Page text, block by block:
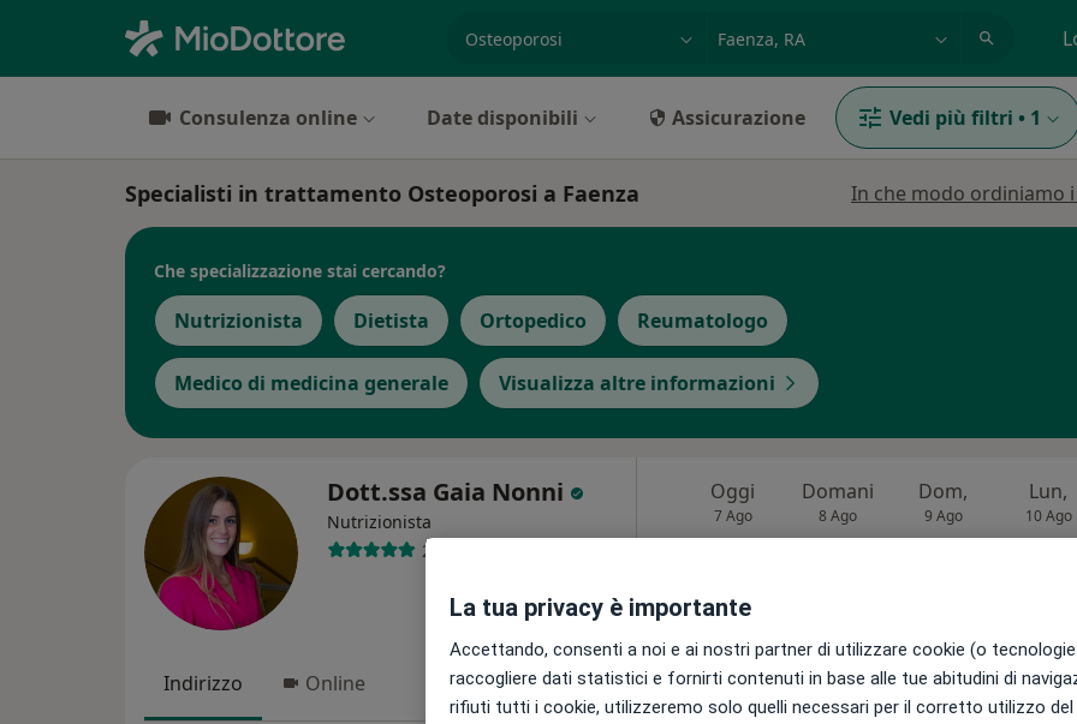
Consulenza online Date disponibili Assicurazione Vedi più filtri • 1
Specialisti in trattamento Osteoporosi a Faenza In che modo ordiniamo
Che specializzazione stai cercando?
Nutrizionista Dietista Ortopedico Reumatologo
Medico di medicina generale Visualizza altre informazioni
Dott.ssa Gaia Nonni
Nutrizionista
217 recensioni
Indirizzo Online
Oggi
7 Ago
Domani
8 Ago
Dom,
9 Ago
Lun,
10 Ago
Non ci sono agende disponibili!
Chiedi di attivare le prenotazioni online
La tua privacy è importante
Accettando, consenti a noi e ai nostri partner di utilizzare cookie (o
raccogliere dati statistici e fornirti contenuti in base alle tue abitudini di
rifiuti tutti i cookie, utilizzeremo solo quelli necessari per il corretto utilizzo